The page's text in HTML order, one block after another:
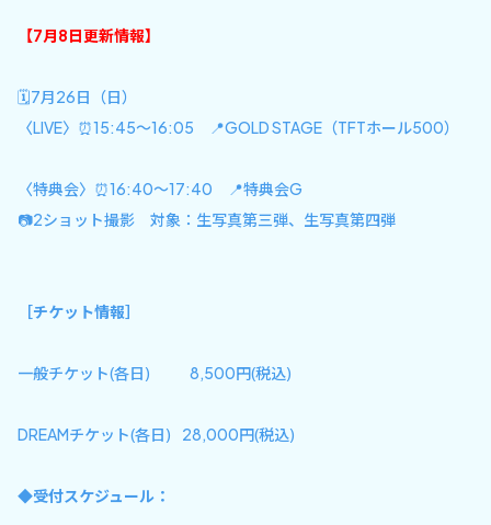
【7月8日更新情報】
🗓️7月26日（日）
〈LIVE〉⏰15:45〜16:05 📍GOLD STAGE（TFTホール500）
〈特典会〉⏰16:40〜17:40 📍特典会G
📷2ショット撮影 対象：生写真第三弾、生写真第四弾
［チケット情報］
一般チケット(各日) 8,500円(税込)
DREAMチケット(各日) 28,000円(税込)
◆受付スケジュール：